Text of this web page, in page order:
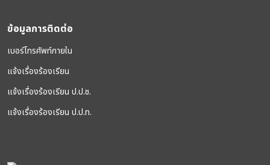
ข้อมูลการติดต่อ
เบอร์โทรศัพท์ภายใน
แจ้งเรื่องร้องเรียน
แจ้งเรื่องร้องเรียน ป.ป.ช.
แจ้งเรื่องร้องเรียน ป.ป.ท.